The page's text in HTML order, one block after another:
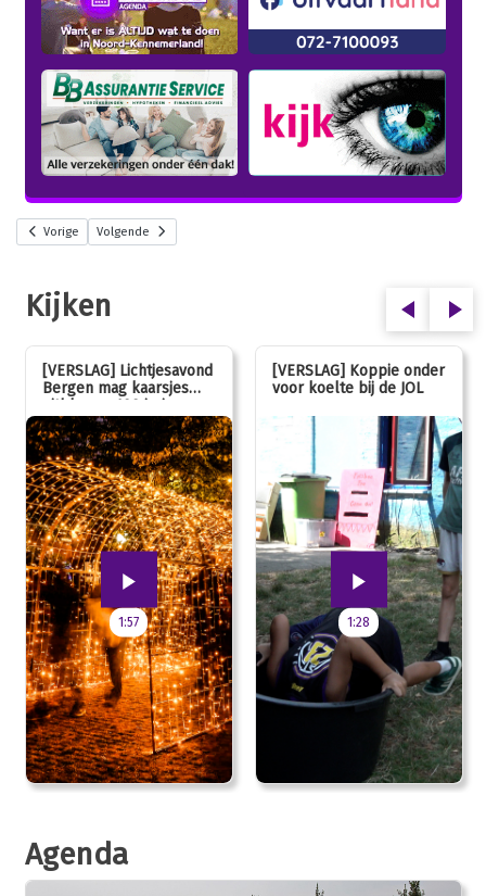
Vorige Volgende
Kijken
[VERSLAG] Lichtjesavond
Bergen mag kaarsjes
uitblazen: 100 jarig
jubileum!
1:57
[VERSLAG] Koppie onder
voor koelte bij de JOL
1:28
Agenda